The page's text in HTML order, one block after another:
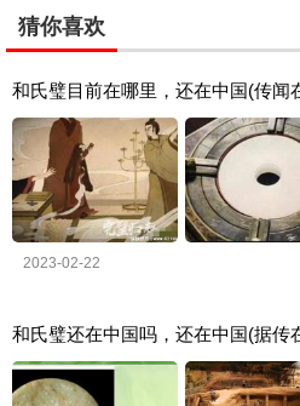
猜你喜欢
和氏璧目前在哪里，还在中国(传闻
2023-02-22
和氏璧还在中国吗，还在中国(据传